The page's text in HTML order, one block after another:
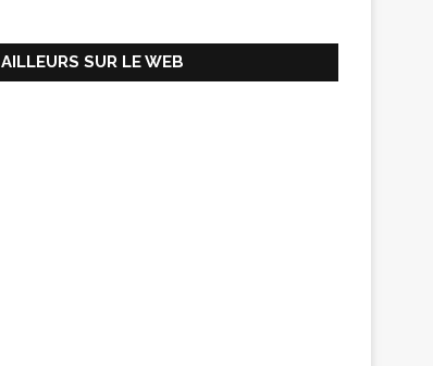
AILLEURS SUR LE WEB